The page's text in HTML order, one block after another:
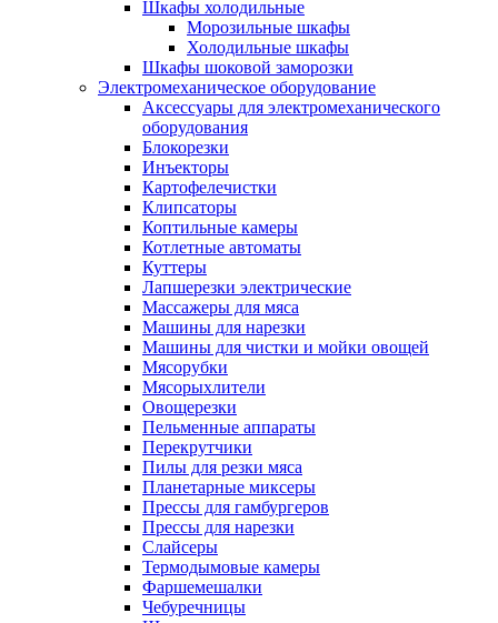
Шкафы холодильные
Mорозильные шкафы
Холодильные шкафы
Шкафы шоковой заморозки
Электромеханическое оборудование
Аксессуары для электромеханического
оборудования
Блокорезки
Инъекторы
Картофелечистки
Клипсаторы
Коптильные камеры
Котлетные автоматы
Куттеры
Лапшерезки электрические
Массажеры для мяса
Машины для нарезки
Машины для чистки и мойки овощей
Мясорубки
Мясорыхлители
Овощерезки
Пельменные аппараты
Перекрутчики
Пилы для резки мяса
Планетарные миксеры
Прессы для гамбургеров
Прессы для нарезки
Слайсеры
Термодымовые камеры
Фаршемешалки
Чебуречницы